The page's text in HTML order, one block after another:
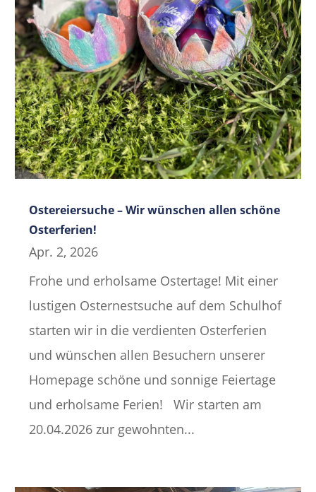
Ostereiersuche – Wir wünschen allen schöne
Osterferien!
Apr. 2, 2026
Frohe und erholsame Ostertage! Mit einer
lustigen Osternestsuche auf dem Schulhof
starten wir in die verdienten Osterferien
und wünschen allen Besuchern unserer
Homepage schöne und sonnige Feiertage
und erholsame Ferien! Wir starten am
20.04.2026 zur gewohnten...